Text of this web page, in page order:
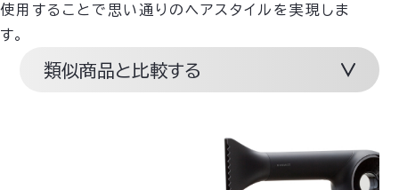
使用することで思い通りのヘアスタイルを実現しま
す。
類似商品と比較する